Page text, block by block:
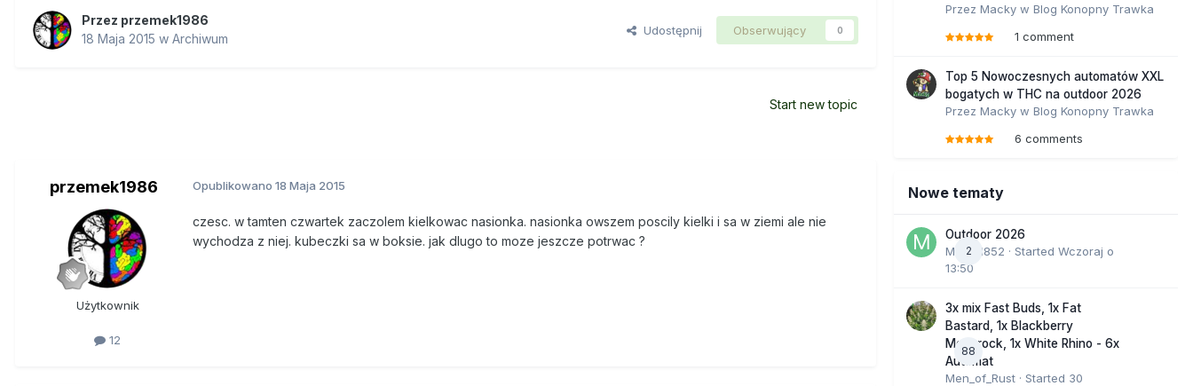
Przez przemek1986
18 Maja 2015 w Archiwum
Udostępnij Obserwujący 0
Start new topic
przemek1986
Użytkownik
12
Opublikowano 18 Maja 2015
czesc. w tamten czwartek zaczolem kielkowac nasionka. nasionka owszem poscily kielki i sa w ziemi ale nie
wychodza z niej. kubeczki sa w boksie. jak dlugo to moze jeszcze potrwac ?
Przez Macky w Blog Konopny Trawka
1 comment
Top 5 Nowoczesnych automatów XXL
bogatych w THC na outdoor 2026
Przez Macky w Blog Konopny Trawka
6 comments
Nowe tematy
2
Outdoor 2026
Marcel852 · Started Wczoraj o
13:50
88
3x mix Fast Buds, 1x Fat
Bastard, 1x Blackberry
Moonrock, 1x White Rhino - 6x
Automat
Men_of_Rust · Started 30